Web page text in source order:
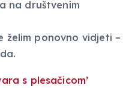
na društvenim
želim ponovno vidjeti –